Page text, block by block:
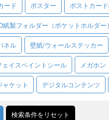
ード ポスター ポストカー
紙製フォルダー（ポケットホルダー）
ネル 壁紙/ウォールステッカー
ェイスペイントシール メガホン
ャケット デジタルコンテンツ
検索条件をリセット